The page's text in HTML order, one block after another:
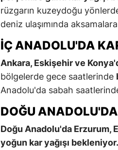
rüzgarın kuzeydoğu
deniz ulaşımında
İÇ ANADOLU'DA
Ankara, Eskişehir ve
bölgelerde gece saatlerinde
Anadolu'da sabah
DOĞU
Doğu Anadolu'da Erzurum,
yoğun kar yağışı bekleniyor.